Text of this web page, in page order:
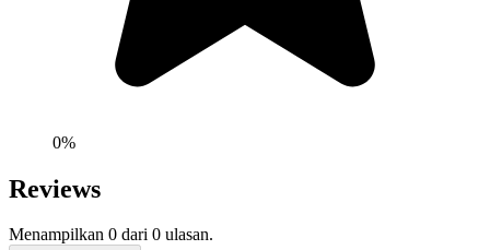
0%
Reviews
Menampilkan 0 dari 0 ulasan.